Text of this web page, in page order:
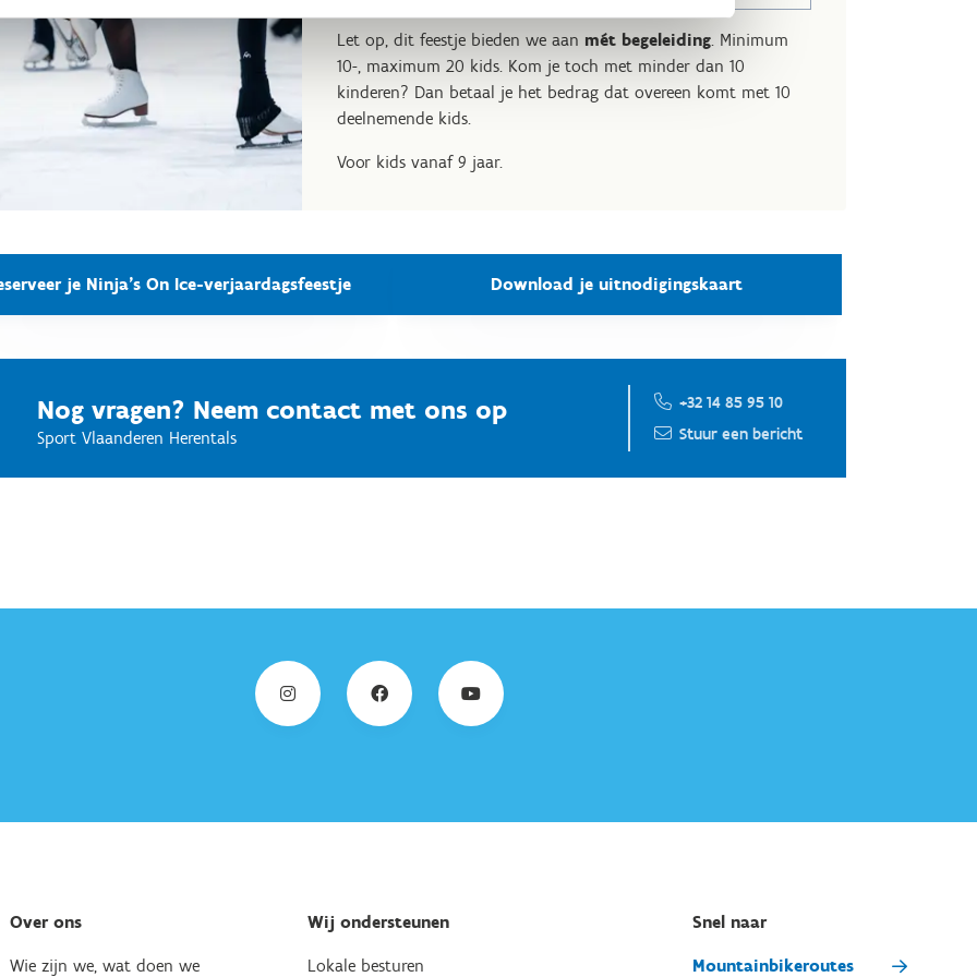
Let op, dit feestje bieden we aan mét begeleiding. Minimum
10-, maximum 20 kids. Kom je toch met minder dan 10
kinderen? Dan betaal je het bedrag dat overeen komt met 10
deelnemende kids.
Voor kids vanaf 9 jaar.
je Ninja's On Ice-verjaardagsfeestje Download je uitnodigingskaart
Nog vragen? Neem contact met ons op
Sport Vlaanderen Herentals
+32 14 85 95 10
Stuur een bericht
Over ons
Wie zijn we, wat doen we
Wij ondersteunen
Lokale besturen
Snel naar
Mountainbikeroutes